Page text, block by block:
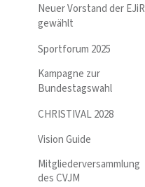
Neuer Vorstand der EJiR
gewählt
Sportforum 2025
Kampagne zur
Bundestagswahl
CHRISTIVAL 2028
Vision Guide
Mitgliederversammlung
des CVJM